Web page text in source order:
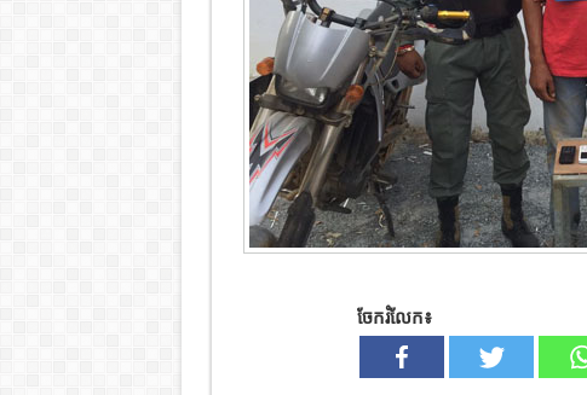
ចែករំលែក៖